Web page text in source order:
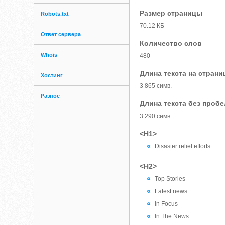
Robots.txt
Ответ сервера
Whois
Хостинг
Разное
Размер страницы
70.12 КБ
Количество слов
480
Длина текста на
3 865 симв.
Длина текста без
3 290 симв.
<H1>
Disaster relief efforts
<H2>
Top Stories
Latest news
In Focus
In The News